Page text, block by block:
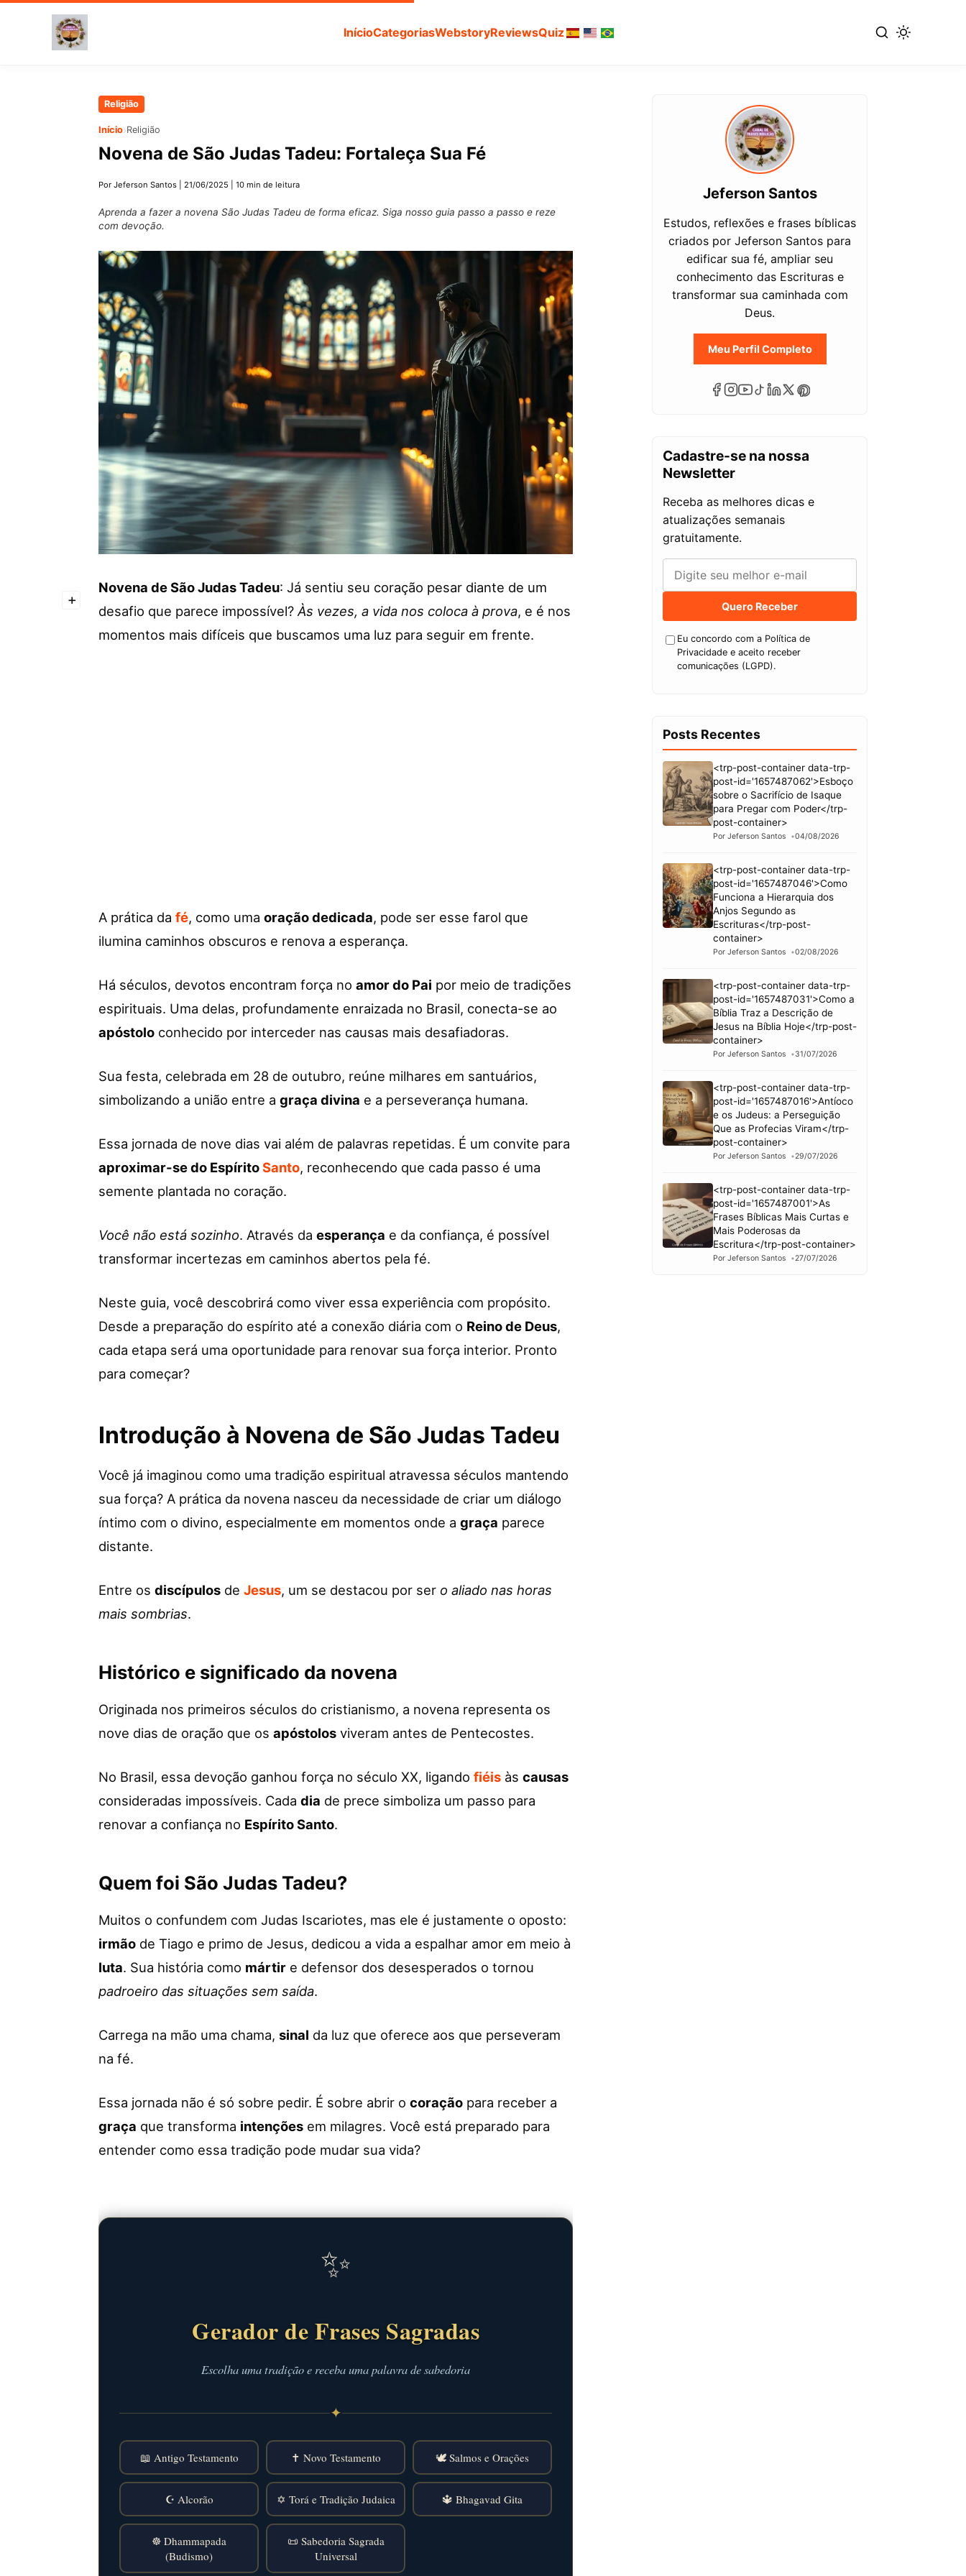
InícioCategoriasWebstoryReviewsQuiz
Religião
Início›Religião
Novena de São Judas Tadeu: Fortaleça Sua Fé
Por Jeferson Santos 21/06/2025 10 min de leitura
Aprenda a fazer a novena São Judas Tadeu de forma eficaz. Siga nosso guia passo a passo e reze
com devoção.
+
Novena de São Judas Tadeu: Já sentiu seu coração pesar diante de um
desafio que parece impossível? Às vezes, a vida nos coloca à prova, e é nos
momentos mais difíceis que buscamos uma luz para seguir em frente.
A prática da fé, como uma oração dedicada, pode ser esse farol que
ilumina caminhos obscuros e renova a esperança.
Há séculos, devotos encontram força no amor do Pai por meio de tradições
espirituais. Uma delas, profundamente enraizada no Brasil, conecta-se ao
apóstolo conhecido por interceder nas causas mais desafiadoras.
Sua festa, celebrada em 28 de outubro, reúne milhares em santuários,
simbolizando a união entre a graça divina e a perseverança humana.
Essa jornada de nove dias vai além de palavras repetidas. É um convite para
aproximar-se do EspíritoSanto, reconhecendo que cada passo é uma
semente plantada no coração.
Você não está sozinho. Através da esperança e da confiança, é possível
transformar incertezas em caminhos abertos pela fé.
Neste guia, você descobrirá como viver essa experiência com propósito.
Desde a preparação do espírito até a conexão diária com o Reino de Deus,
cada etapa será uma oportunidade para renovar sua força interior. Pronto
para começar?
Introdução à Novena de São Judas Tadeu
Você já imaginou como uma tradição espiritual atravessa séculos mantendo
sua força? A prática da novena nasceu da necessidade de criar um diálogo
íntimo com o divino, especialmente em momentos onde a graça parece
distante.
Entre os discípulos de Jesus, um se destacou por ser o aliado nas horas
mais sombrias.
Histórico e significado da novena
Originada nos primeiros séculos do cristianismo, a novena representa os
nove dias de oração que os apóstolos viveram antes de Pentecostes.
No Brasil, essa devoção ganhou força no século XX, ligando fiéis às causas
consideradas impossíveis. Cada dia de prece simboliza um passo para
renovar a confiança no Espírito Santo.
Quem foi São Judas Tadeu?
Muitos o confundem com Judas Iscariotes, mas ele é justamente o oposto:
irmão de Tiago e primo de Jesus, dedicou a vida a espalhar amor em meio à
luta. Sua história como mártir e defensor dos desesperados o tornou
padroeiro das situações sem saída.
Carrega na mão uma chama, sinal da luz que oferece aos que perseveram
na fé.
Essa jornada não é só sobre pedir. É sobre abrir o coração para receber a
graça que transforma intenções em milagres. Você está preparado para
entender como essa tradição pode mudar sua vida?
✨
Gerador de Frases Sagradas
Escolha uma tradição e receba uma palavra de sabedoria
✦
📖 Antigo Testamento ✝️ Novo Testamento 🕊️ Salmos e Orações
☪️ Alcorão ✡️ Torá e Tradição Judaica 🔱 Bhagavad Gita
☸️ Dhammapada
(Budismo)
📜 Sabedoria Sagrada
Universal
Jeferson Santos
Estudos, reflexões e frases bíblicas
criados por Jeferson Santos para
edificar sua fé, ampliar seu
conhecimento das Escrituras e
transformar sua caminhada com
Deus.
Meu Perfil Completo
Cadastre-se na nossa
Newsletter
Receba as melhores dicas e
atualizações semanais
gratuitamente.
Quero Receber
Eu concordo com a Política de
Privacidade e aceito receber
comunicações (LGPD).
Posts Recentes
<trp-post-container data-trp-
post-id='1657487062'>Esboço
sobre o Sacrifício de Isaque
para Pregar com Poder</trp-
post-container>
Por Jeferson Santos 04/08/2026
<trp-post-container data-trp-
post-id='1657487046'>Como
Funciona a Hierarquia dos
Anjos Segundo as
Escrituras</trp-post-
container>
Por Jeferson Santos 02/08/2026
<trp-post-container data-trp-
post-id='1657487031'>Como a
Bíblia Traz a Descrição de
Jesus na Bíblia Hoje</trp-post-
container>
Por Jeferson Santos 31/07/2026
<trp-post-container data-trp-
post-id='1657487016'>Antíoco
e os Judeus: a Perseguição
Que as Profecias Viram</trp-
post-container>
Por Jeferson Santos 29/07/2026
<trp-post-container data-trp-
post-id='1657487001'>As
Frases Bíblicas Mais Curtas e
Mais Poderosas da
Escritura</trp-post-container>
Por Jeferson Santos 27/07/2026